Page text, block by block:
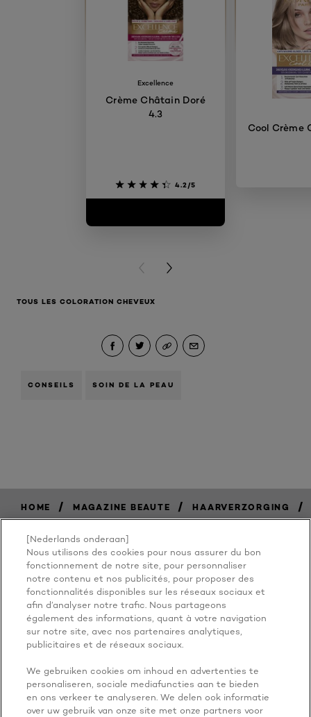
Excellence
Crème Châtain Doré
4.3
4.2/5
Cool Crème
PREVIOUS CARD
NEXT CARD
TOUS LES COLORATION CHEVEUX
CONSEILS SOIN DE LA PEAU
HOME / MAGAZINE BEAUTE / HAARVERZORGING /
BECAUSE
YOU'RE
WORTH IT
[Nederlands onderaan]
Nous utilisons des cookies pour nous assurer du bon
fonctionnement de notre site, pour personnaliser
notre contenu et nos publicités, pour proposer des
fonctionnalités disponibles sur les réseaux sociaux et
afin d’analyser notre trafic. Nous partageons
également des informations, quant à votre navigation
sur notre site, avec nos partenaires analytiques,
publicitaires et de réseaux sociaux.
We gebruiken cookies om inhoud en advertenties te
personaliseren, sociale mediafuncties aan te bieden
en ons verkeer te analyseren. We delen ook informatie
over uw gebruik van onze site met onze partners voor